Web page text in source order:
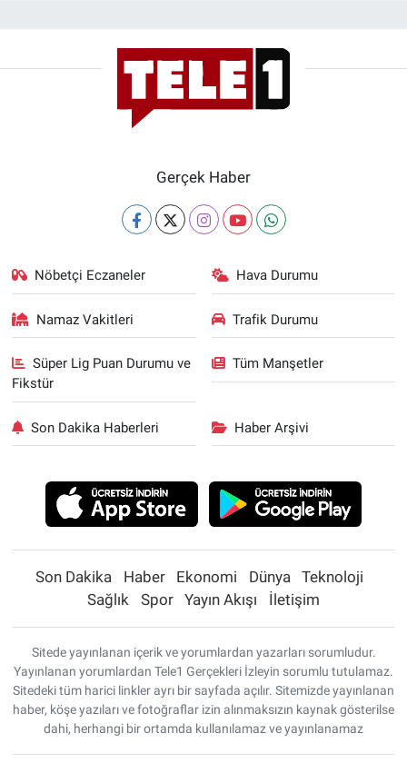
Gerçek Haber
Nöbetçi Eczaneler Hava Durumu
Namaz Vakitleri Trafik Durumu
Süper Lig Puan Durumu ve
Fikstür
Tüm Manşetler
Son Dakika Haberleri Haber Arşivi
Son Dakika Haber Ekonomi Dünya
Teknoloji
Sağlık
Spor Yayın Akışı İletişim
Sitede yayınlanan içerik ve yorumlardan yazarları sorumludur.
Yayınlanan yorumlardan Tele1 Gerçekleri İzleyin sorumlu tutulamaz.
Sitedeki tüm harici linkler ayrı bir sayfada açılır. Sitemizde yayınlanan
haber, köşe yazıları ve fotoğraflar izin alınmaksızın kaynak gösterilse
dahi, herhangi bir ortamda kullanılamaz ve yayınlanamaz